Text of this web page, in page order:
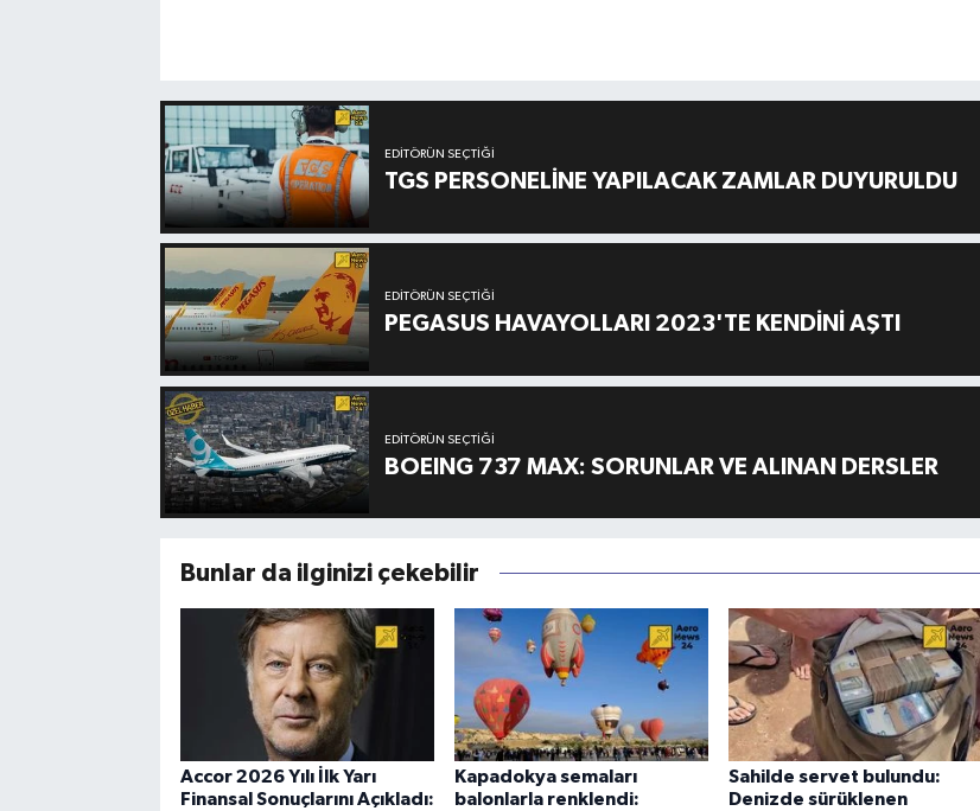
EDITÖRÜN SEÇTIĞI
TGS PERSONELİNE YAPILACAK ZAMLAR DUYURULDU
EDITÖRÜN SEÇTIĞI
PEGASUS HAVAYOLLARI 2023'TE KENDİNİ AŞTI
EDITÖRÜN SEÇTIĞI
BOEING 737 MAX: SORUNLAR VE ALINAN DERSLER
Bunlar da ilginizi çekebilir
Accor 2026 Yılı İlk Yarı
Finansal Sonuçlarını Açıkladı:
Kapadokya semaları
balonlarla renklendi:
Sahilde servet bulundu:
Denizde sürüklenen